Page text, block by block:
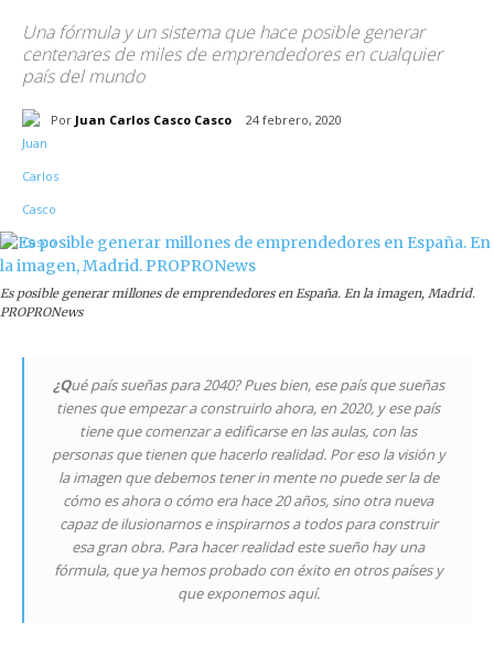
Una fórmula y un sistema que hace posible generar
centenares de miles de emprendedores en cualquier
país del mundo
Por Juan Carlos Casco Casco 24 febrero, 2020
Es posible generar millones de emprendedores en España. En la imagen, Madrid.
PROPRONews
¿Qué país sueñas para 2040? Pues bien, ese país que sueñas
tienes que empezar a construirlo ahora, en 2020, y ese país
tiene que comenzar a edificarse en las aulas, con las
personas que tienen que hacerlo realidad. Por eso la visión y
la imagen que debemos tener in mente no puede ser la de
cómo es ahora o cómo era hace 20 años, sino otra nueva
capaz de ilusionarnos e inspirarnos a todos para construir
esa gran obra. Para hacer realidad este sueño hay una
fórmula, que ya hemos probado con éxito en otros países y
que exponemos aquí.